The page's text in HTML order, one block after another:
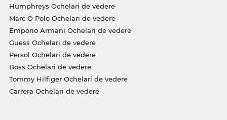
Humphreys Ochelari de vedere
Marc O Polo Ochelari de vedere
Emporio Armani Ochelari de vedere
Guess Ochelari de vedere
Persol Ochelari de vedere
Boss Ochelari de vedere
Tommy Hilfiger Ochelari de vedere
Carrera Ochelari de vedere